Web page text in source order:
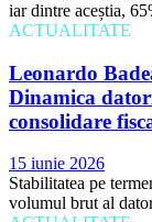
Leonardo
Dinamica
consolidare
15 iunie 2026
volumul brut al
ACTUALITATE